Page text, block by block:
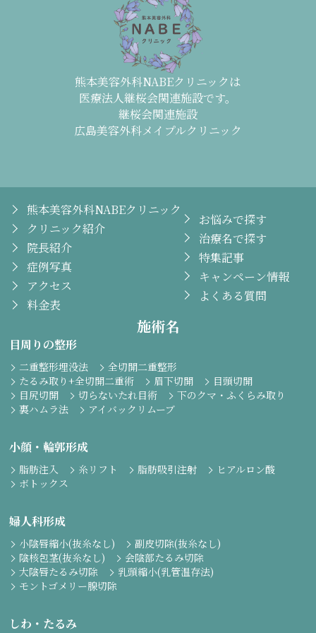
熊本美容外科NABEクリニックは
医療法人継桜会関連施設です。
継桜会関連施設
広島美容外科メイプルクリニック
熊本美容外科NABEクリニック
クリニック紹介
院長紹介
症例写真
アクセス
料金表
お悩みで探す
治療名で探す
特集記事
キャンペーン情報
よくある質問
施術名
目周りの整形
二重整形埋没法
全切開二重整形
たるみ取り+全切開二重術
眉下切開
目頭切開
目尻切開
切らないたれ目術
下のクマ・ふくらみ取り
裏ハムラ法
アイバックリムーブ
小顔・輪郭形成
脂肪注入 糸リフト 脂肪吸引注射
ヒアルロン酸
ボトックス
婦人科形成
小陰唇縮小(抜糸なし)
副皮切除(抜糸なし)
陰核包茎(抜糸なし)
会陰部たるみ切除
大陰唇たるみ切除
乳頭縮小(乳管温存法)
モントゴメリー腺切除
しわ・たるみ